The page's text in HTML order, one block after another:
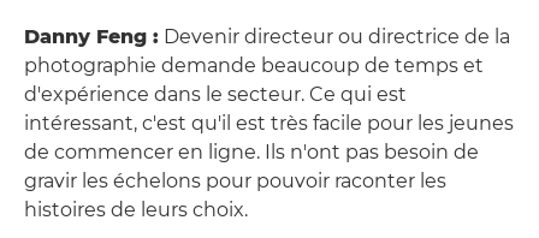
Danny Feng : Devenir directeur ou directrice de la
photographie demande beaucoup de temps et
d'expérience dans le secteur. Ce qui est
intéressant, c'est qu'il est très facile pour les jeunes
de commencer en ligne. Ils n'ont pas besoin de
gravir les échelons pour pouvoir raconter les
histoires de leurs choix.